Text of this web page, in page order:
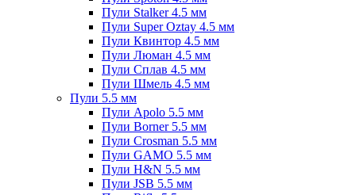
Пули Stalker 4.5 мм
Пули Super Oztay 4.5 мм
Пули Квинтор 4.5 мм
Пули Люман 4.5 мм
Пули Сплав 4.5 мм
Пули Шмель 4.5 мм
Пули 5.5 мм
Пули Apolo 5.5 мм
Пули Borner 5.5 мм
Пули Crosman 5.5 мм
Пули GAMO 5.5 мм
Пули H&N 5.5 мм
Пули JSB 5.5 мм